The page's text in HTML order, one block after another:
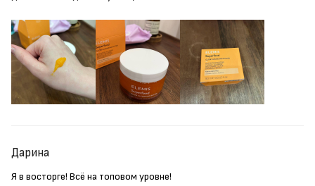
Дарина
Я в восторге! Всё на топовом уровне!